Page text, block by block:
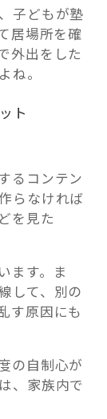
子どもが塾
居場所を確
外出をした
ね。
ト
るコンテン
らなければ
を見た
ます。ま
して、別の
す原因にも
の自制心が
、家族内で